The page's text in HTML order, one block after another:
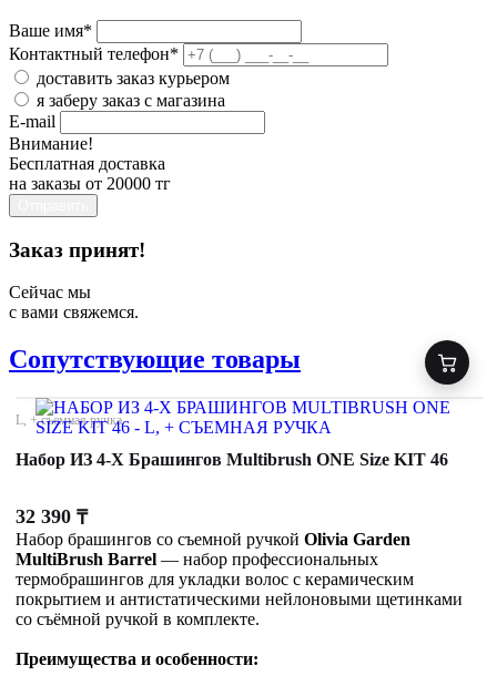
Ваше имя*
Контактный телефон*
доставить заказ курьером
я заберу заказ с магазина
E-mail
Внимание!
Бесплатная доставка
на заказы от 20000 тг
Заказ принят!
Сейчас мы
с вами свяжемся.
Сопутствующие товары
L, + съемная ручка
Набор ИЗ 4-Х Брашингов Multibrush ONE Size KIT 46
32 390 ₸
Набор брашингов со съемной ручкой Olivia Garden
MultiBrush Barrel — набор профессиональных
термобрашингов для укладки волос с керамическим
покрытием и антистатическими нейлоновыми щетинками
со съёмной ручкой в комплекте.
Преимущества и особенности: